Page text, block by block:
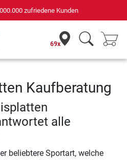
69x
Kaufberatung
alle
beliebtere Sportart, welche